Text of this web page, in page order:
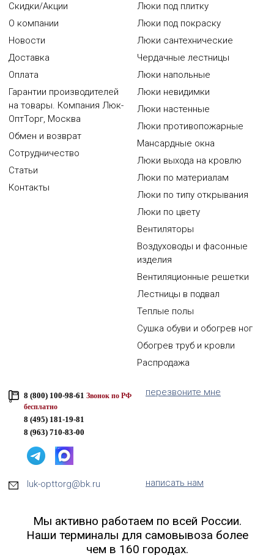
Скидки/Акции
О компании
Новости
Доставка
Оплата
Гарантии производителей
на товары. Компания Люк-
ОптТорг, Москва
Обмен и возврат
Сотрудничество
Статьи
Контакты
Люки под плитку
Люки под покраску
Люки сантехнические
Чердачные лестницы
Люки напольные
Люки невидимки
Люки настенные
Люки противопожарные
Мансардные окна
Люки выхода на кровлю
Люки по материалам
Люки по типу открывания
Люки по цвету
Вентиляторы
Воздуховоды и фасонные
изделия
Вентиляционные решетки
Лестницы в подвал
Теплые полы
Сушка обуви и обогрев ног
Обогрев труб и кровли
Распродажа
8 (800) 100-98-61 Звонок по РФ
бесплатно
8 (495) 181-19-81
8 (963) 710-83-00
перезвоните мне
luk-opttorg@bk.ru написать нам
Мы активно работаем по всей России.
Наши терминалы для самовывоза более
чем в 160 городах.